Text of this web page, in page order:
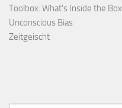
Toolbox: What's Inside the Box
Unconscious Bias
Zeitgeischt